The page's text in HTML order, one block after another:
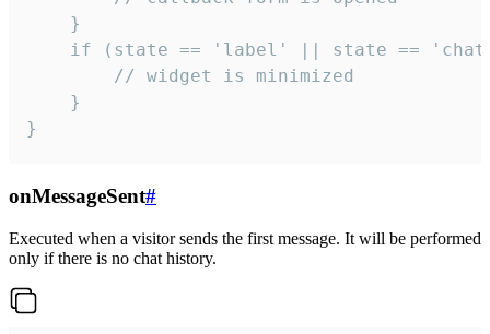
    }
if (state == 'label' || state ==
        // widget is minimized
    }
}
onMessageSent#
Executed when a visitor sends the first message. It will be performed
only if there is no chat history.